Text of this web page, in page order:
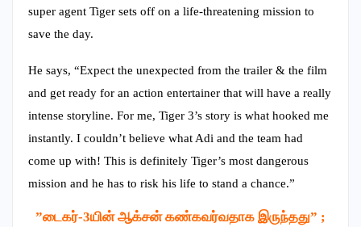
super agent Tiger sets off on a life-threatening mission to
save the day.
He says, “Expect the unexpected from the trailer & the film
and get ready for an action entertainer that will have a really
intense storyline. For me, Tiger 3’s story is what hooked me
instantly. I couldn’t believe what Adi and the team had
come up with! This is definitely Tiger’s most dangerous
mission and he has to risk his life to stand a chance.”
”டைகர்-3யின் ஆக்சன் கண்கவர்வதாக இருந்தது” ;